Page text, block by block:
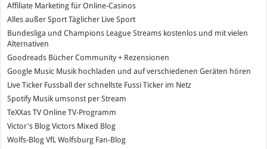
Affiliate Marketing für Online-Casinos
Alles außer Sport Täglicher Live Sport
Bundesliga und Champions League Streams kostenlos und mit vielen
Alternativen
Goodreads Bücher Community + Rezensionen
Google Music Musik hochladen und auf verschiedenen Geräten hören
Live Ticker Fussball der schnellste Fussi Ticker im Netz
SpotifyMusik umsonst per Stream
TeXXas TVOnline TV-Programm
Victor's Blog Victors Mixed Blog
Wolfs-Blog VfL Wolfsburg Fan-Blog